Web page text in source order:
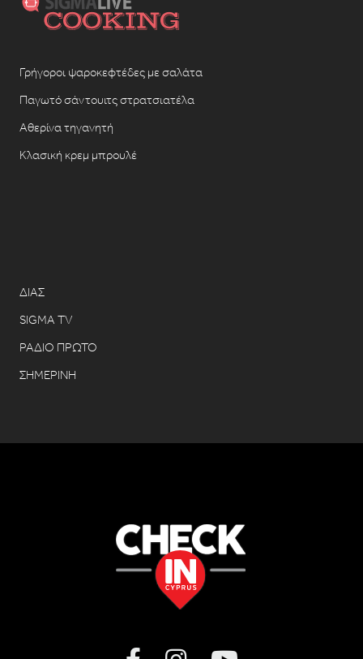
Γρήγοροι ψαροκεφτέδες με σαλάτα
Παγωτό σάντουιτς στρατσιατέλα
Αθερίνα τηγανητή
Κλασική κρεμ μπρουλέ
ΔΙΑΣ
SIGMA TV
ΡΑΔΙΟ ΠΡΩΤΟ
ΣΗΜΕΡΙΝΗ